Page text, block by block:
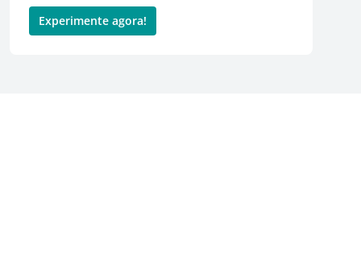
Experimente agora!